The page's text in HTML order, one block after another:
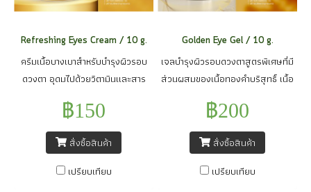
Refreshing Eyes Cream / 10 g.
ครีมเนื้อบางเบาสำหรับบำรุงผิวรอบ
ดวงตา อุดมไปด้วยวิตามินและสาร
กระตุ้นระบบไหลเวียนโลหิตบริเวณ
ใต้ตาให้ดีขึ้น พร้อมฟื้นบำรุงให้ผิวแข็ง
แรง ดูสดชื่น มีชีวิตชีวา ลดความ
หมองคล้ำและรอยดำใต้ดวงตาได้
฿150
สั่งซื้อสินค้า
เปรียบเทียบ
Golden Eye Gel / 10 g.
เจลบำรุงผิวรอบดวงตาสูตรพิเศษที่มี
ส่วนผสมของเนื้อทองคำบริสุทธิ์ เนื้อ
ดวงตากระชับ เนียนนุ่ม ชุ่มชื้น ลดริ้ว
รอยหมองคล้ำเหี่ยวย่นและลดอาการ
บวมรอบดวงตาได้อย่างมี
ประสิทธิภาพ ต้านอนุมูลอิสระของ
฿200
สั่งซื้อสินค้า
เปรียบเทียบ